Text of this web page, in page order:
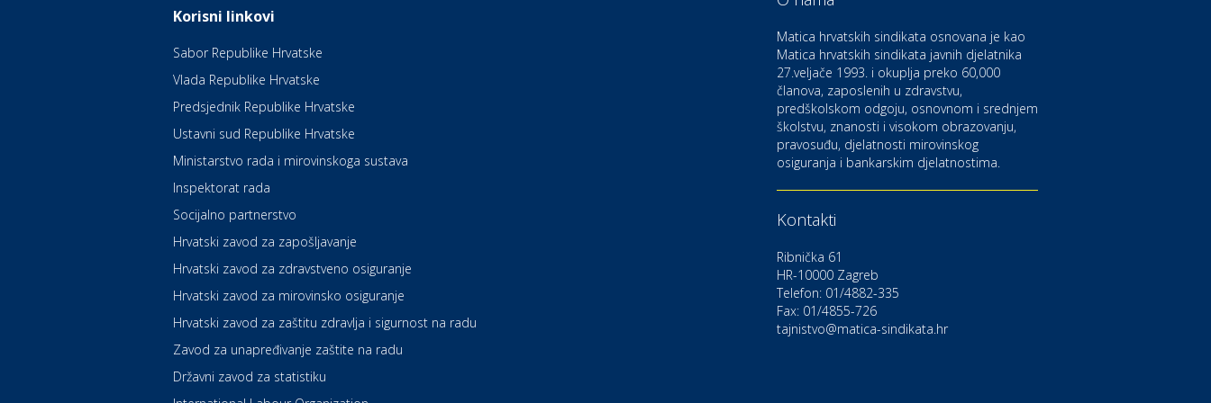
Kultura i edukacija
Kazalište Kerempuh
Kultura i edukacija
Kazalište ZKM
Auto-moto i tehnika
Zdravlje i osiguranje
UNIQA osiguranje
Korisni linkovi
Sabor Republike Hrvatske
Vlada Republike Hrvatske
Predsjednik Republike Hrvatske
Ustavni sud Republike Hrvatske
Ministarstvo rada i mirovinskoga sustava
Inspektorat rada
Socijalno partnerstvo
Hrvatski zavod za zapošljavanje
Hrvatski zavod za zdravstveno osiguranje
Hrvatski zavod za mirovinsko osiguranje
Hrvatski zavod za zaštitu zdravlja i sigurnost na radu
Zavod za unapređivanje zaštite na radu
Državni zavod za statistiku
Matica hrvatskih sindikata osnovana je kao
Matica hrvatskih sindikata javnih djelatnika
27.veljače 1993. i okuplja preko 60,000
članova, zaposlenih u zdravstvu,
predškolskom odgoju, osnovnom i srednjem
školstvu, znanosti i visokom obrazovanju,
pravosuđu, djelatnosti mirovinskog
osiguranja i bankarskim djelatnostima.
Kontakti
Ribnička 61
HR-10000 Zagreb
Telefon: 01/4882-335
Fax: 01/4855-726
tajnistvo@matica-sindikata.hr